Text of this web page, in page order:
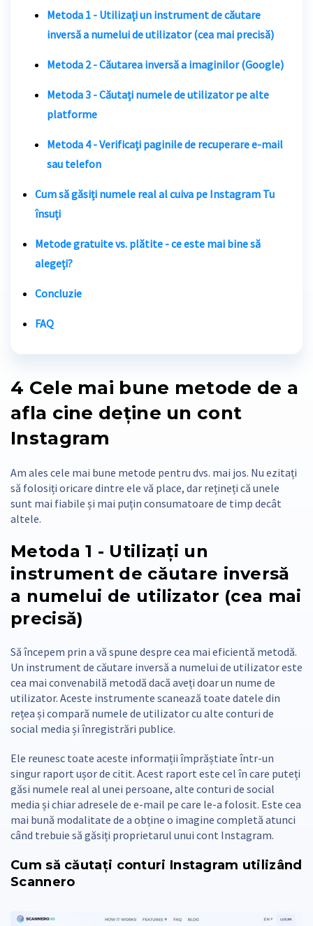
Metoda 1 - Utilizați un instrument de căutare
inversă a numelui de utilizator (cea mai precisă)
Metoda 2 - Căutarea inversă a imaginilor (Google)
Metoda 3 - Căutați numele de utilizator pe alte
platforme
Metoda 4 - Verificați paginile de recuperare e-mail
sau telefon
Cum să găsiți numele real al cuiva pe Instagram Tu
însuți
Metode gratuite vs. plătite - ce este mai bine să
alegeți?
Concluzie
FAQ
4 Cele mai bune metode de a
afla cine deține un cont
Instagram
Am ales cele mai bune metode pentru dvs. mai jos. Nu ezitați
să folosiți oricare dintre ele vă place, dar rețineți că unele
sunt mai fiabile și mai puțin consumatoare de timp decât
altele.
Metoda 1 - Utilizați un
instrument de căutare inversă
a numelui de utilizator (cea mai
precisă)
Să începem prin a vă spune despre cea mai eficientă metodă.
Un instrument de căutare inversă a numelui de utilizator este
cea mai convenabilă metodă dacă aveți doar un nume de
utilizator. Aceste instrumente scanează toate datele din
rețea și compară numele de utilizator cu alte conturi de
social media și înregistrări publice.
Ele reunesc toate aceste informații împrăștiate într-un
singur raport ușor de citit. Acest raport este cel în care puteți
găsi numele real al unei persoane, alte conturi de social
media și chiar adresele de e-mail pe care le-a folosit. Este cea
mai bună modalitate de a obține o imagine completă atunci
când trebuie să găsiți proprietarul unui cont Instagram.
Cum să căutați conturi Instagram utilizând
Scannero